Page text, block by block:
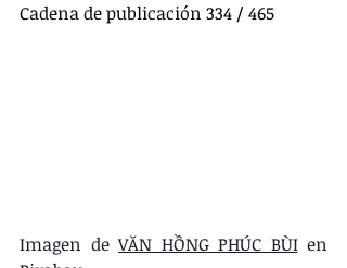
Cadena de publicación 334 / 465
Imagen de VĂN HỒNG PHÚC BÙI